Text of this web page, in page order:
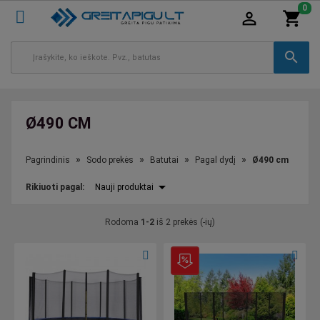
search
shopping_cart
0
person_outline
Ø490 CM
Pagrindinis Sodo prekės Batutai Pagal dydį Ø490 cm
Rikiuoti pagal : Nauji produktai arrow_drop_down
Rodoma 1-2 iš 2 prekės (-ių)